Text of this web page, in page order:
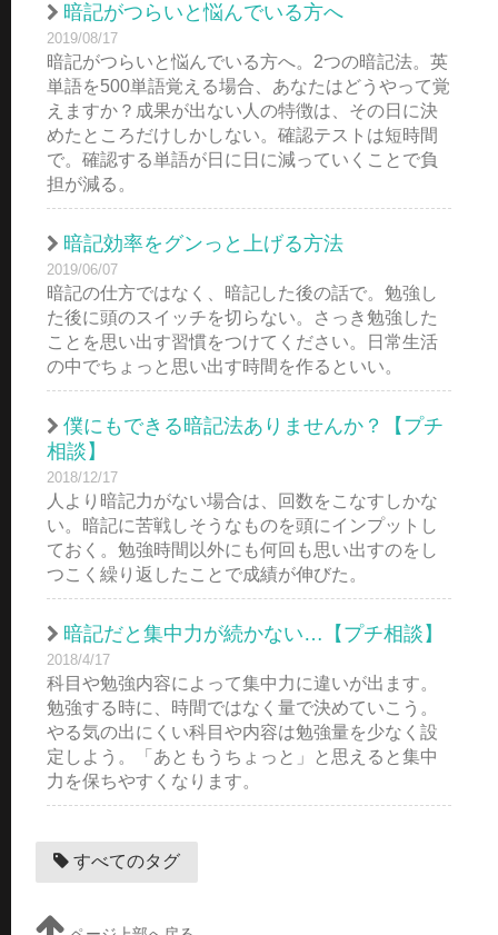
暗記がつらいと悩んでいる方へ
2019/08/17
暗記がつらいと悩んでいる方へ。2つの暗記法。英
単語を500単語覚える場合、あなたはどうやって覚
えますか？成果が出ない人の特徴は、その日に決
めたところだけしかしない。確認テストは短時間
で。確認する単語が日に日に減っていくことで負
担が減る。
暗記効率をグンっと上げる方法
2019/06/07
暗記の仕方ではなく、暗記した後の話で。勉強し
た後に頭のスイッチを切らない。さっき勉強した
ことを思い出す習慣をつけてください。日常生活
の中でちょっと思い出す時間を作るといい。
僕にもできる暗記法ありませんか？【プチ
相談】
2018/12/17
人より暗記力がない場合は、回数をこなすしかな
い。暗記に苦戦しそうなものを頭にインプットし
ておく。勉強時間以外にも何回も思い出すのをし
つこく繰り返したことで成績が伸びた。
暗記だと集中力が続かない…【プチ相談】
2018/4/17
科目や勉強内容によって集中力に違いが出ます。
勉強する時に、時間ではなく量で決めていこう。
やる気の出にくい科目や内容は勉強量を少なく設
定しよう。「あともうちょっと」と思えると集中
力を保ちやすくなります。
すべてのタグ